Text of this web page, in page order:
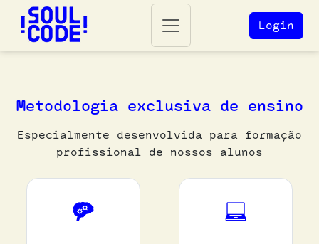
Login
Metodologia exclusiva de ensino
Especialmente desenvolvida para formação
profissional de nossos alunos